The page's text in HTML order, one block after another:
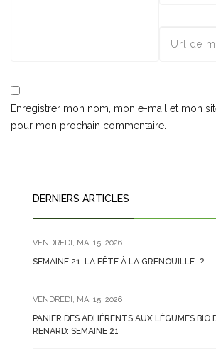
Enregistrer mon nom, mon e-mail et mon
pour mon prochain commentaire.
DERNIERS ARTICLES
VENDREDI, MAI 15, 2026
SEMAINE 21: LA FÊTE À LA GRENOUILLE…?
VENDREDI, MAI 15, 2026
PANIER DES ADHÉRENTS AUX LÉGUMES BIO
RENARD: SEMAINE 21